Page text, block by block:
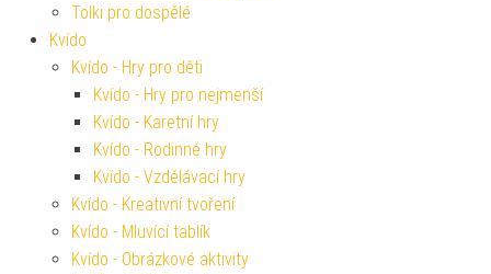
Tolki pro dospělé
Kvído
Kvído - Hry pro děti
Kvído - Hry pro nejmenší
Kvído - Karetní hry
Kvído - Rodinné hry
Kvído - Vzdělávací hry
Kvído - Kreativní tvoření
Kvído - Mluvící tablík
Kvído - Obrázkové aktivity